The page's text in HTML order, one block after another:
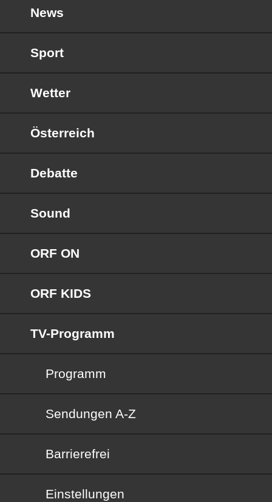
News
Sport
Wetter
Österreich
Debatte
Sound
ORF ON
ORF KIDS
TV-Programm
Programm
Sendungen von A bis Z
Sendungen A-Z
Barrierefrei
Barrierefrei
Einstellungen